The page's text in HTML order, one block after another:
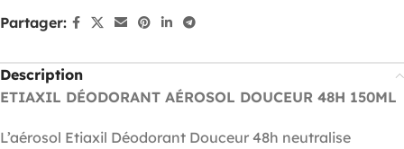
Partager:
Description
ETIAXIL DÉODORANT AÉROSOL DOUCEUR 48H 150ML
L’aérosol Etiaxil Déodorant Douceur 48h neutralise